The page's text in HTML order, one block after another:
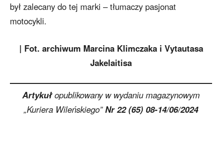
był zalecany do tej marki – tłumaczy pasjonat
motocykli.
| Fot. archiwum Marcina Klimczaka i Vytautasa
Jakelaitisa
Artykułopublikowany w wydaniu magazynowym
„Kuriera Wileńskiego”Nr 22 (65) 08-14/06/2024